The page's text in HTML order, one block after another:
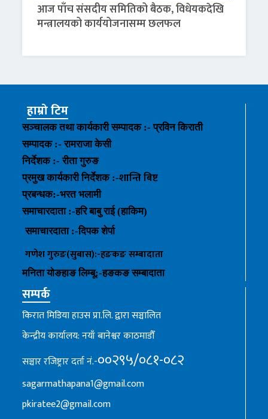
आज पाँच संसदीय समितिको बैठक, विधेयकदेखि
मन्त्रालयको कार्ययोजनासम्म छलफल
हाम्रो टिम
सञ्चालक तथा कार्यकारी सम्पादक :- प्रविन किराती
सम्पादक :- रामराजा केसी
निर्देशक :- रीता गुरुङ
प्रमुख कार्यकारी निर्देशक :-शान्ति बिष्ट
प्रबन्धक:-भरत भलामी
समाचारदाता :-हरि बाबु राई (हाकिम)
समाचारदाता :-दिपक शेर्पा
गणेश गुरुङ(सुबास):-हङकङसम्बादाता
मनिता योङहाङलिम्बू:-हङकङ सम्बादाता
सम्पर्क
किरात मिडिया हाउस प्रा.लि. द्वारा सञ्चालित
केन्द्रीय कार्यालय: नयाँ बानेश्वर काठमाडौँ
सञ्चार रजिष्ट्रार दर्ता नं.-००२९५/०८१-०८२
sagarmathapana1@gmail.com
pkiratee2@gmail.com